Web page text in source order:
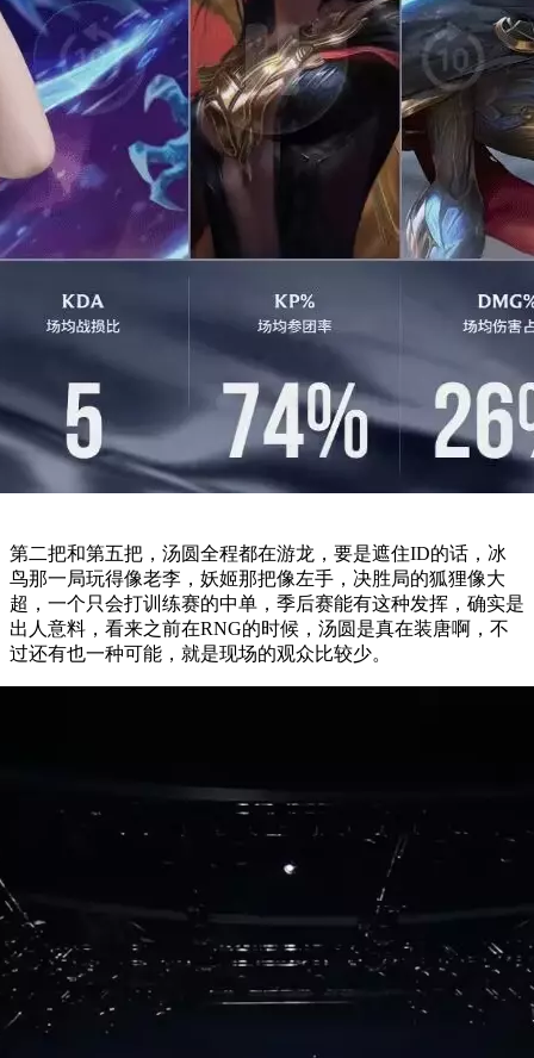
第二把和第五把，汤圆全程都在游龙，要是遮住ID的话，冰
鸟那一局玩得像老李，妖姬那把像左手，决胜局的狐狸像大
超，一个只会打训练赛的中单，季后赛能有这种发挥，确实是
出人意料，看来之前在RNG的时候，汤圆是真在装唐啊，不
过还有也一种可能，就是现场的观众比较少。